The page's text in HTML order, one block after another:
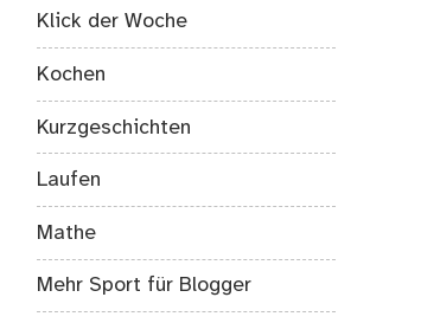
Klick der Woche
Kochen
Kurzgeschichten
Laufen
Mathe
Mehr Sport für Blogger